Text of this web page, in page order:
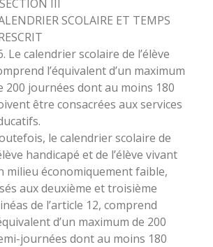
III
SCOLAIRE ET TEMPS
Le calendrier scolaire de l’élève
l’équivalent d’un maximum
200 journées dont au moins 180
être consacrées aux services
le calendrier scolaire de
handicapé et de l’élève vivant
milieu économiquement faible,
aux deuxième et troisième
de l’article 12, comprend
d’un maximum de 200
journées dont au moins 180